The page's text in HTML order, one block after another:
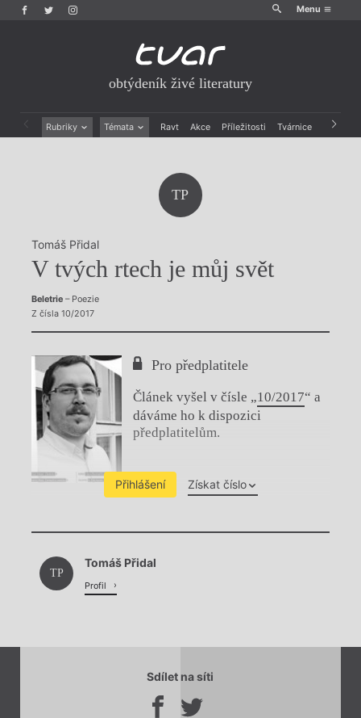
Menu
obtýdeník živé literatury
Rubriky Témata Ravt Akce Příležitosti Tvárnice Archiv
TP
Tomáš Přidal
V tvých rtech je můj svět
Beletrie– Poezie
Z čísla 10/2017
Pro předplatitele
Článek vyšel v čísle „10/2017“ a
dáváme ho k dispozici
předplatitelům.
Přihlášení Získat číslo
Chviličku.
Načítá se.
TP
Tomáš Přidal
Profil
Sdílet na síti